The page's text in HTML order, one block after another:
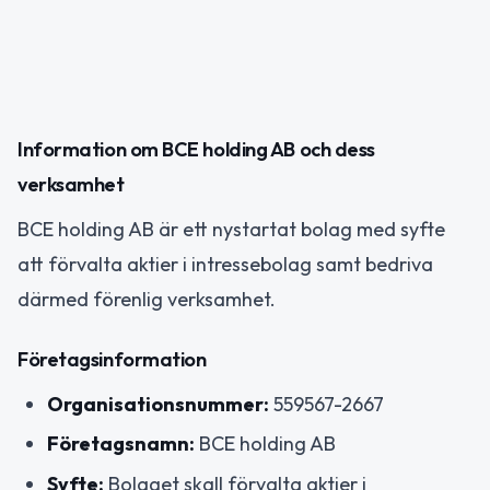
Information om BCE holding AB och dess
verksamhet
BCE holding AB är ett nystartat bolag med syfte
att förvalta aktier i intressebolag samt bedriva
därmed förenlig verksamhet.
Företagsinformation
Organisationsnummer: 559567-2667
Företagsnamn: BCE holding AB
Syfte: Bolaget skall förvalta aktier i